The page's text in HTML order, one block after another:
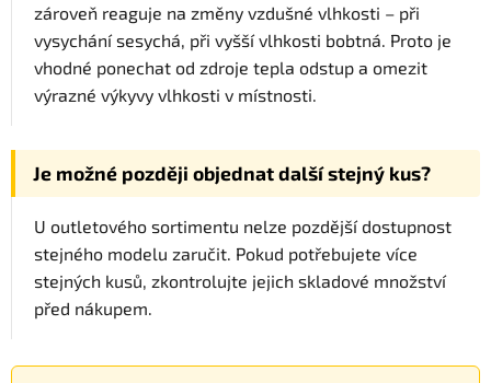
zároveň reaguje na změny vzdušné vlhkosti – při
vysychání sesychá, při vyšší vlhkosti bobtná. Proto je
vhodné ponechat od zdroje tepla odstup a omezit
výrazné výkyvy vlhkosti v místnosti.
Je možné později objednat další stejný kus?
U outletového sortimentu nelze pozdější dostupnost
stejného modelu zaručit. Pokud potřebujete více
stejných kusů, zkontrolujte jejich skladové množství
před nákupem.